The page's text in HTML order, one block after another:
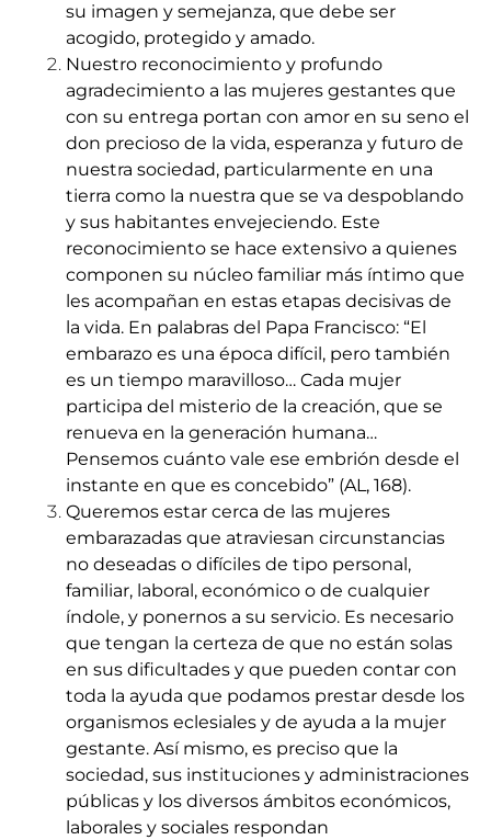
su imagen y semejanza, que debe ser
acogido, protegido y amado.
Nuestro reconocimiento y profundo
agradecimiento a las mujeres gestantes que
con su entrega portan con amor en su seno el
don precioso de la vida, esperanza y futuro de
nuestra sociedad, particularmente en una
tierra como la nuestra que se va despoblando
y sus habitantes envejeciendo. Este
reconocimiento se hace extensivo a quienes
componen su núcleo familiar más íntimo que
les acompañan en estas etapas decisivas de
la vida. En palabras del Papa Francisco: “El
embarazo es una época difícil, pero también
es un tiempo maravilloso… Cada mujer
participa del misterio de la creación, que se
renueva en la generación humana…
Pensemos cuánto vale ese embrión desde el
instante en que es concebido” (AL, 168).
Queremos estar cerca de las mujeres
embarazadas que atraviesan circunstancias
no deseadas o difíciles de tipo personal,
familiar, laboral, económico o de cualquier
índole, y ponernos a su servicio. Es necesario
que tengan la certeza de que no están solas
en sus dificultades y que pueden contar con
toda la ayuda que podamos prestar desde los
organismos eclesiales y de ayuda a la mujer
gestante. Así mismo, es preciso que la
sociedad, sus instituciones y administraciones
públicas y los diversos ámbitos económicos,
laborales y sociales respondan